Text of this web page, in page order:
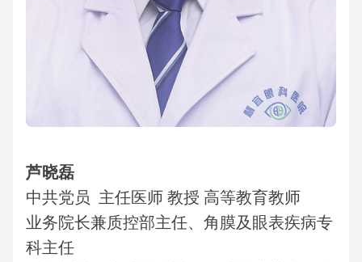
芦晓磊
中共党员 主任医师 教授 高等教育教师
业务院长兼质控部主任、角膜及眼表疾病专
科主任